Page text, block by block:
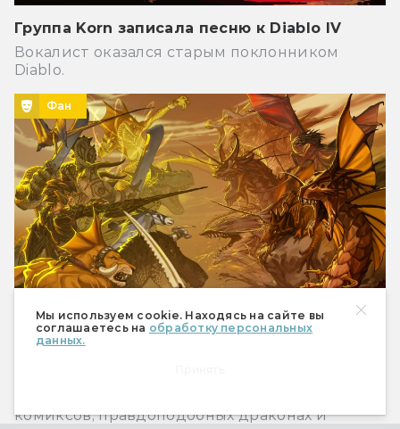
Мы используем cookie. Находясь на сайте вы
соглашаетесь на обработку персональных
данных.
Группа Korn записала песню к Diablo IV
Вокалист оказался старым поклонником
Diablo.
Фан
комиксов, правдоподобных драконах и